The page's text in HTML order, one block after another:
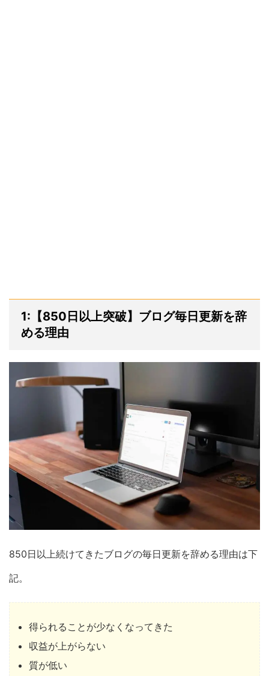
1:【850日以上突破】ブログ毎日更新を辞
める理由
850日以上続けてきたブログの毎日更新を辞める理由は下
記。
得られることが少なくなってきた
収益が上がらない
質が低い